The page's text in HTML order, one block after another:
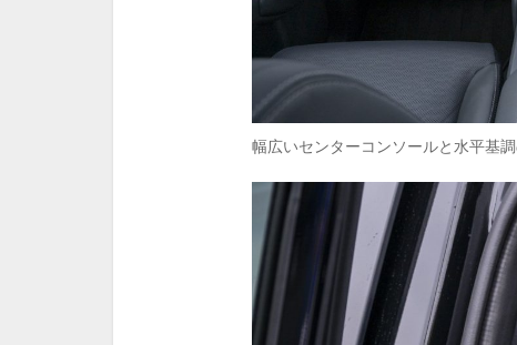
幅広いセンターコンソールと水平基